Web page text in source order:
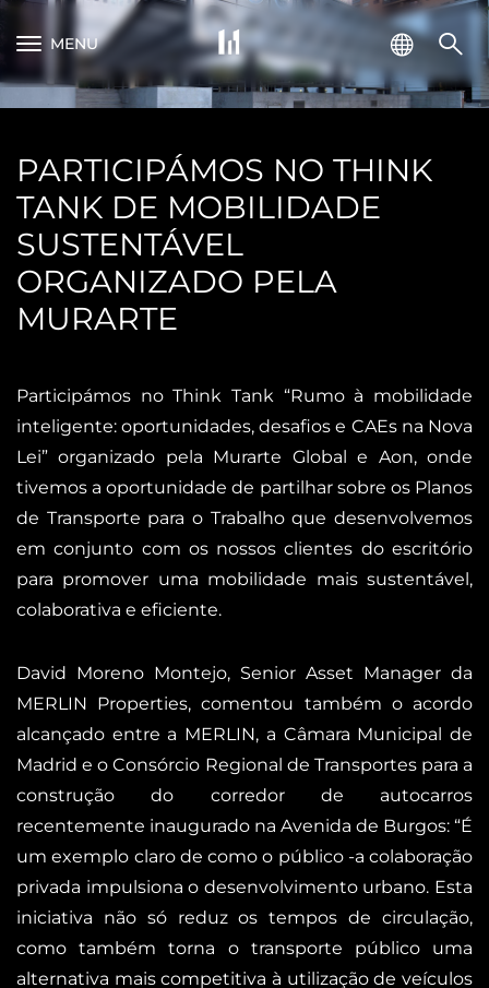
MENU
PARTICIPÁMOS NO THINK
TANK DE MOBILIDADE
SUSTENTÁVEL
ORGANIZADO PELA
MURARTE
Participámos no Think Tank “Rumo à mobilidade
inteligente: oportunidades, desafios e CAEs na Nova
Lei” organizado pela Murarte Global e Aon, onde
tivemos a oportunidade de partilhar sobre os Planos
de Transporte para o Trabalho que desenvolvemos
em conjunto com os nossos clientes do escritório
para promover uma mobilidade mais sustentável,
colaborativa e eficiente.
David Moreno Montejo, Senior Asset Manager da
MERLIN Properties, comentou também o acordo
alcançado entre a MERLIN, a Câmara Municipal de
Madrid e o Consórcio Regional de Transportes para a
construção do corredor de autocarros
recentemente inaugurado na Avenida de Burgos: “É
um exemplo claro de como o público -a colaboração
privada impulsiona o desenvolvimento urbano. Esta
iniciativa não só reduz os tempos de circulação,
como também torna o transporte público uma
alternativa mais competitiva à utilização de veículos